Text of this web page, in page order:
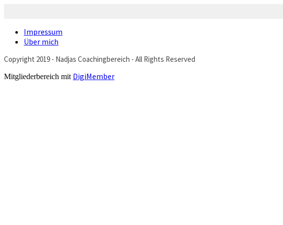
Impressum
Über mich
Copyright 2019 - Nadjas Coachingbereich - All Rights Reserved
Mitgliederbereich mit DigiMember